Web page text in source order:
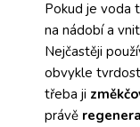
Pokud je voda
na nádobí a
Nejčastěji
obvykle
třeba ji
právě